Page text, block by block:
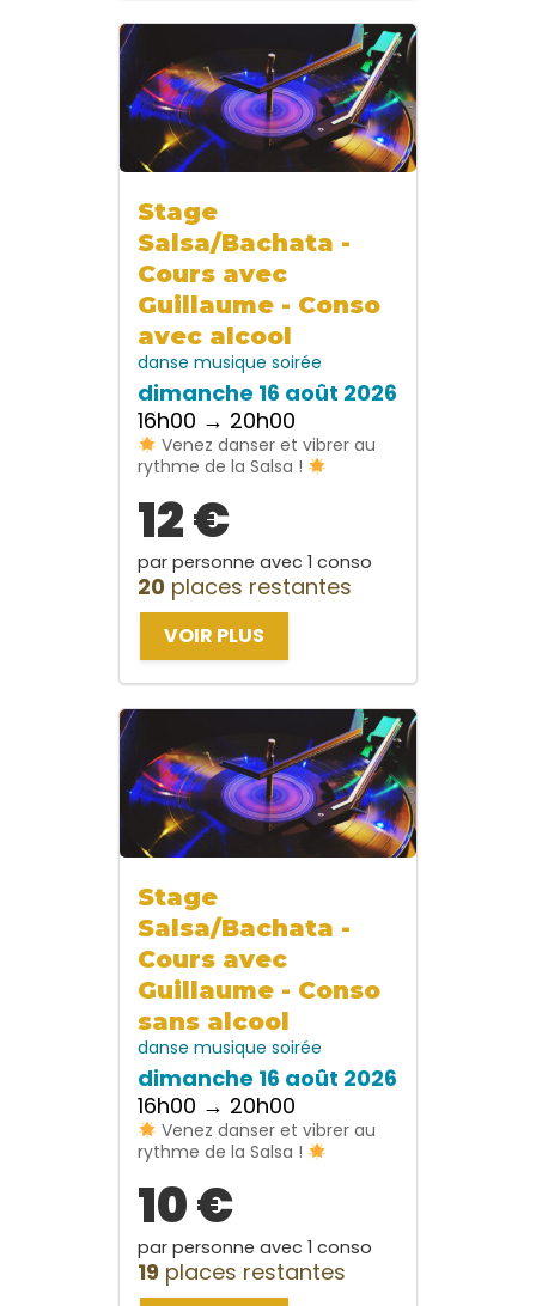
Stage
Salsa/Bachata -
Cours avec
Guillaume - Conso
avec alcool
danse musique soirée
dimanche 16 août 2026
16h00 → 20h00
Venez danser et vibrer au
rythme de la Salsa !
12 €
par personne avec 1 conso
20 places restantes
VOIR PLUS
Stage
Salsa/Bachata -
Cours avec
Guillaume - Conso
sans alcool
danse musique soirée
dimanche 16 août 2026
16h00 → 20h00
Venez danser et vibrer au
rythme de la Salsa !
10 €
par personne avec 1 conso
19 places restantes